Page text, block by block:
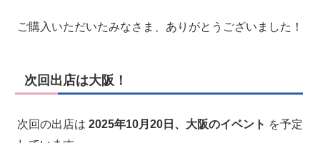
ご購入いただいたみなさま、ありがとうございました！
次回出店は大阪！
次回の出店は 2025年10月20日、大阪のイベント を予定